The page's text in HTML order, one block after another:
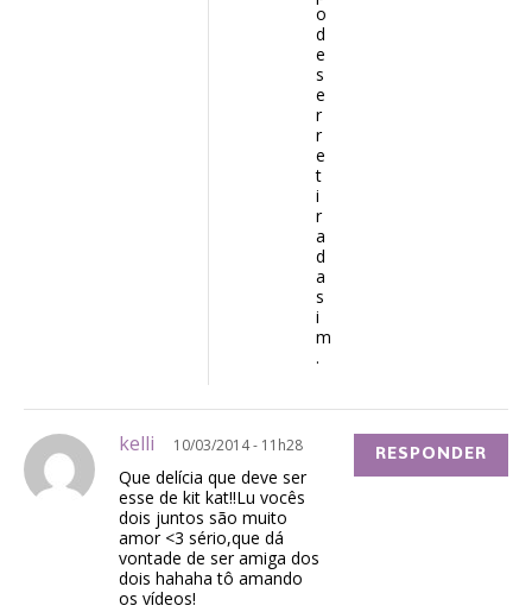
o
d
e
s
e
r
r
e
t
i
r
a
d
a
s
i
m
.
kelli 10/03/2014 - 11h28
Que delícia que deve ser
esse de kit kat!!Lu vocês
dois juntos são muito
amor <3 sério,que dá
vontade de ser amiga dos
dois hahaha tô amando
os vídeos!
RESPONDER